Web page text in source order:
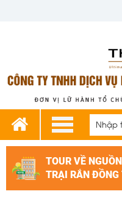
TOUR VỀ
TRẠI RẮN